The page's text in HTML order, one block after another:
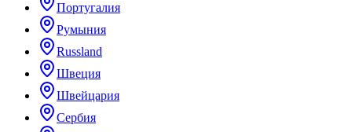
Португалия
Румыния
Russland
Швеция
Швейцария
Сербия